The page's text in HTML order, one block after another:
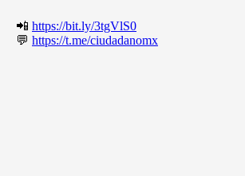
📲 https://bit.ly/3tgVlS0
💬 https://t.me/ciudadanomx